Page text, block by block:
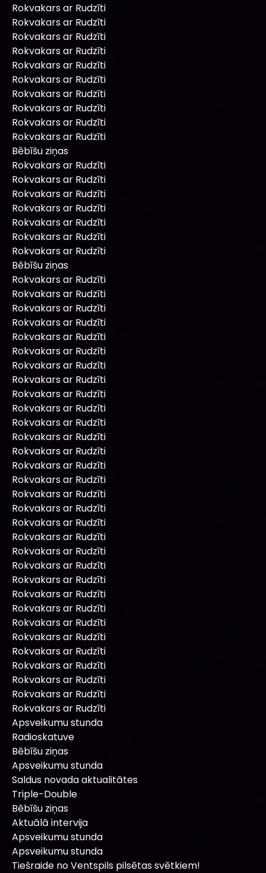
Rokvakars ar Rudzīti
Rokvakars ar Rudzīti
Rokvakars ar Rudzīti
Rokvakars ar Rudzīti
Rokvakars ar Rudzīti
Rokvakars ar Rudzīti
Rokvakars ar Rudzīti
Rokvakars ar Rudzīti
Rokvakars ar Rudzīti
Rokvakars ar Rudzīti
Bēbīšu ziņas
Rokvakars ar Rudzīti
Rokvakars ar Rudzīti
Rokvakars ar Rudzīti
Rokvakars ar Rudzīti
Rokvakars ar Rudzīti
Rokvakars ar Rudzīti
Rokvakars ar Rudzīti
Bēbīšu ziņas
Rokvakars ar Rudzīti
Rokvakars ar Rudzīti
Rokvakars ar Rudzīti
Rokvakars ar Rudzīti
Rokvakars ar Rudzīti
Rokvakars ar Rudzīti
Rokvakars ar Rudzīti
Rokvakars ar Rudzīti
Rokvakars ar Rudzīti
Rokvakars ar Rudzīti
Rokvakars ar Rudzīti
Rokvakars ar Rudzīti
Rokvakars ar Rudzīti
Rokvakars ar Rudzīti
Rokvakars ar Rudzīti
Rokvakars ar Rudzīti
Rokvakars ar Rudzīti
Rokvakars ar Rudzīti
Rokvakars ar Rudzīti
Rokvakars ar Rudzīti
Rokvakars ar Rudzīti
Rokvakars ar Rudzīti
Rokvakars ar Rudzīti
Rokvakars ar Rudzīti
Rokvakars ar Rudzīti
Rokvakars ar Rudzīti
Rokvakars ar Rudzīti
Rokvakars ar Rudzīti
Rokvakars ar Rudzīti
Rokvakars ar Rudzīti
Rokvakars ar Rudzīti
Apsveikumu stunda
Radioskatuve
Bēbīšu ziņas
Apsveikumu stunda
Saldus novada aktualitātes
Triple-Double
Bēbīšu ziņas
Aktuālā intervija
Apsveikumu stunda
Apsveikumu stunda
Tiešraide no Ventspils pilsētas svētkiem!